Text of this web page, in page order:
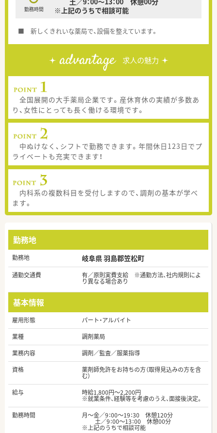
勤務時間
※上記のうちで相談可能
■ 新しくきれいな薬局で、設備を整えています。
advantage 求人の魅力
全国展開の大手薬局企業です。産休育休の実績が多数あ
り、女性にとっても長く働ける環境です。
中ぬけなく、シフトで勤務できます。年間休日123日でプ
ライベートも充実できます！
内科系の複数科目を受付しますので、調剤の基本が学べ
ます。
勤務地
勤務地 岐阜県 羽島郡笠松町
通勤交通費 有／原則実費支給 ※通勤方法、社内規則によ
り異なる場合あり
基本情報
雇用形態
パート・アルバイト
業種
調剤薬局
業務内容
調剤／監査／服薬指導
資格
薬剤師免許をお持ちの方（取得見込みの方を含
む）
給与
時給1,800円～2,200円
※就業条件、経験等を考慮のうえ、面接後決定。
勤務時間
月～金／9：00～19：30 休憩120分
土／9：00～13：00 休憩00分
※上記のうちで相談可能